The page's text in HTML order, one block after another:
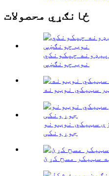
ځانګړي محصولات
چپکونکي
نوټ چونګښې
سټیکي نوټونه
سټیکي نوټونو
جوړونکی
سټیکر مسح کړئ